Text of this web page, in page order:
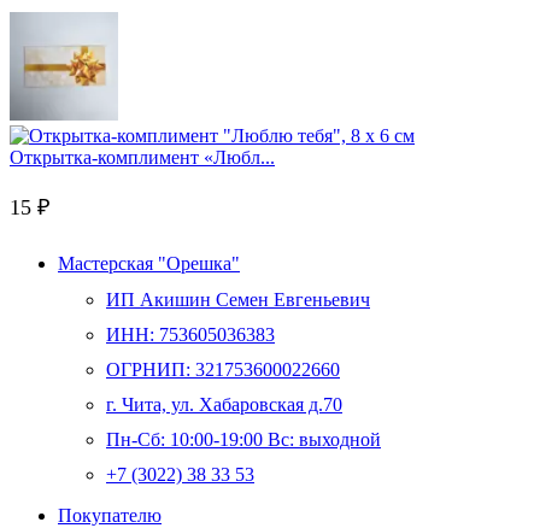
Открытка-комплимент «Любл...
15 ₽
Мастерская "Орешка"
ИП Акишин Семен Евгеньевич
ИНН: 753605036383
ОГРНИП: 321753600022660
г. Чита, ул. Хабаровская д.70
Пн-Сб: 10:00-19:00 Вс: выходной
+7 (3022) 38 33 53
Whatsapp
TelegramПокупателю